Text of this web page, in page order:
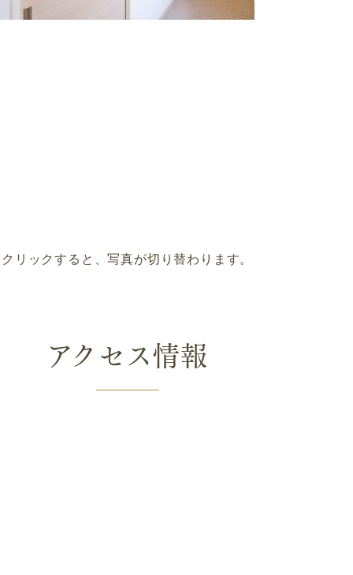
クリックすると、写真が切り替わります。
アクセス情報